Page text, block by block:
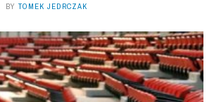
BY TOMEK JEDRCZAK